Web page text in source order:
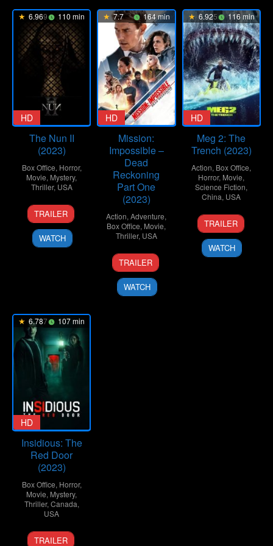
6.969 110 min
HD
The Nun II
(2023)
Box Office, Horror,
Movie, Mystery,
Thriller, USA
6
Sep
2023
Sarah
Boutin
TRAILER
WATCH
7.7 164 min
HD
Mission:
Impossible –
Dead
Reckoning
Part One
(2023)
Action,Adventure,
Box Office, Movie,
Thriller, USA
8
Jul
2023
Christopher
McQuarrie
TRAILER
WATCH
6.925 116 min
HD
Meg 2: The
Trench (2023)
Action, Box Office,
Horror, Movie,
Science Fiction,
China, USA
2
Aug
2023
Ben
Wheatley
TRAILER
WATCH
6.787 107 min
HD
Insidious: The
Red Door
(2023)
Box Office, Horror,
Movie, Mystery,
Thriller,Canada,
USA
5
Patrick
TRAILER